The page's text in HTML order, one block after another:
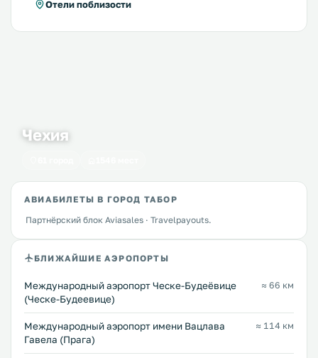
Отели поблизости
Чехия
АВИАБИЛЕТЫ В ГОРОД ТАБОР
Партнёрский блок Aviasales · Travelpayouts.
БЛИЖАЙШИЕ АЭРОПОРТЫ
Международный аэропорт Ческе-Будеёвице
(Ческе-Будеевице)
≈ 66 км
Международный аэропорт имени Вацлава
Гавела (Прага)
≈ 114 км